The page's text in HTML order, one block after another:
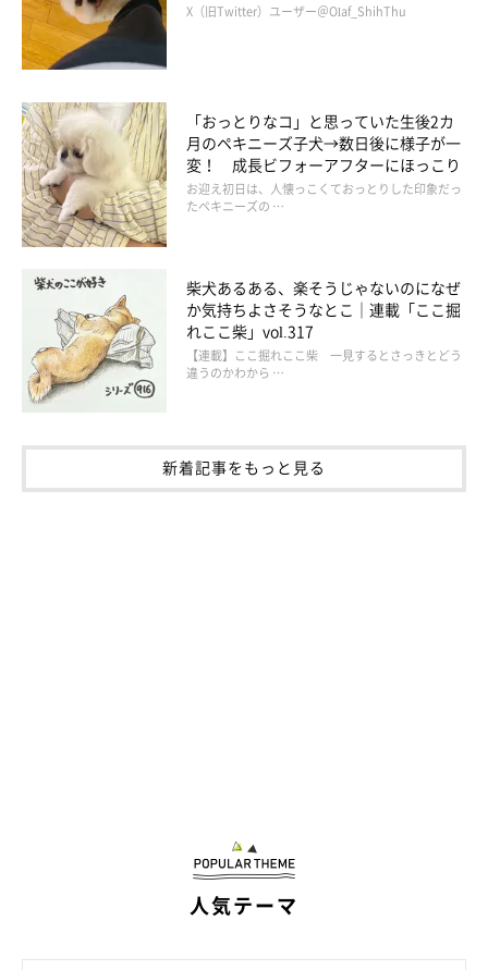
てくれなかったのですが、『おもちゃは持ってきたら手に置いて
ね』と言うと置いてくれるようになり、人が言ったことをちゃん
と理解してるところが成長した点だと思っています」
X（旧Twitter）ユーザー＠Olaf_ShihThu
「おっとりなコ」と思っていた生後2カ
月のペキニーズ子犬→数日後に様子が一
変！ 成長ビフォーアフターにほっこり
お迎え初日は、人懐っこくておっとりした印象だっ
たペキニーズの …
柴犬あるある、楽そうじゃないのになぜ
か気持ちよさそうなとこ｜連載「ここ掘
れここ柴」vol.317
【連載】ここ掘れここ柴 一見するとさっきとどう
違うのかわから …
新着記事をもっと見る
人気テーマ